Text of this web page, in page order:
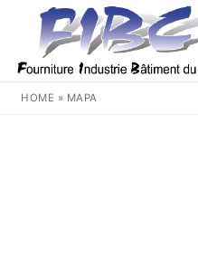
contenu
HOME » MAPA